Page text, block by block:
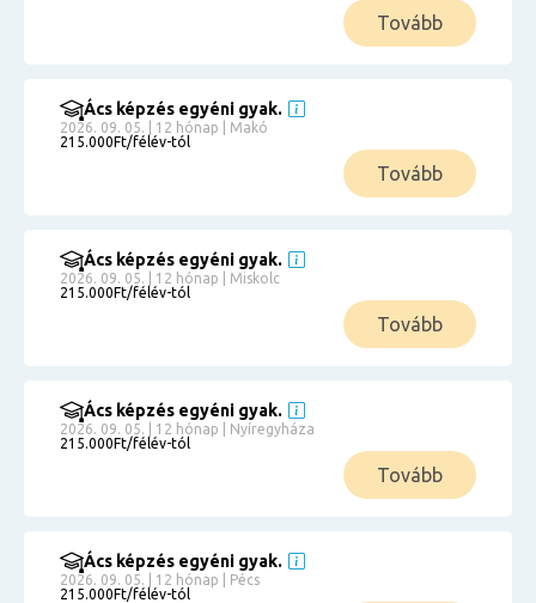
Tovább
Ács képzés egyéni gyak.
2026. 09. 05. | 12 hónap | Makó
215.000Ft/félév-tól
Tovább
Ács képzés egyéni gyak.
2026. 09. 05. | 12 hónap | Miskolc
215.000Ft/félév-tól
Tovább
Ács képzés egyéni gyak.
2026. 09. 05. | 12 hónap | Nyíregyháza
215.000Ft/félév-tól
Tovább
Ács képzés egyéni gyak.
2026. 09. 05. | 12 hónap | Pécs
215.000Ft/félév-tól